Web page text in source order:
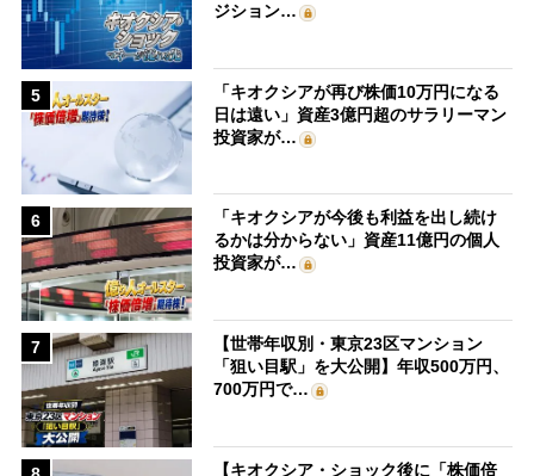
ジション…
5
「キオクシアが再び株価10万円になる
日は遠い」資産3億円超のサラリーマン
投資家が…
6
「キオクシアが今後も利益を出し続け
るかは分からない」資産11億円の個人
投資家が…
7
【世帯年収別・東京23区マンション
「狙い目駅」を大公開】年収500万円、
700万円で…
【キオクシア・ショック後に「株価倍